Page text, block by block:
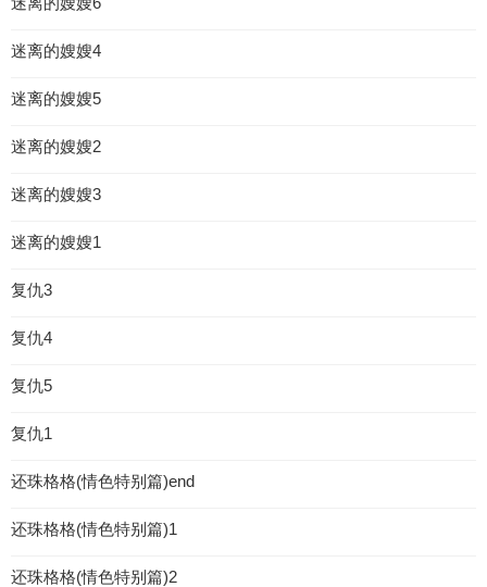
迷离的嫂嫂4
迷离的嫂嫂5
迷离的嫂嫂2
迷离的嫂嫂3
迷离的嫂嫂1
复仇3
复仇4
复仇5
复仇1
还珠格格(情色特别篇)end
还珠格格(情色特别篇)1
还珠格格(情色特别篇)2